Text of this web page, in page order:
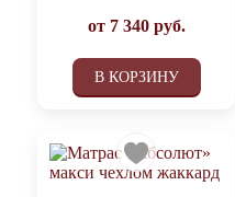
от 7 340руб.
В КОРЗИНУ